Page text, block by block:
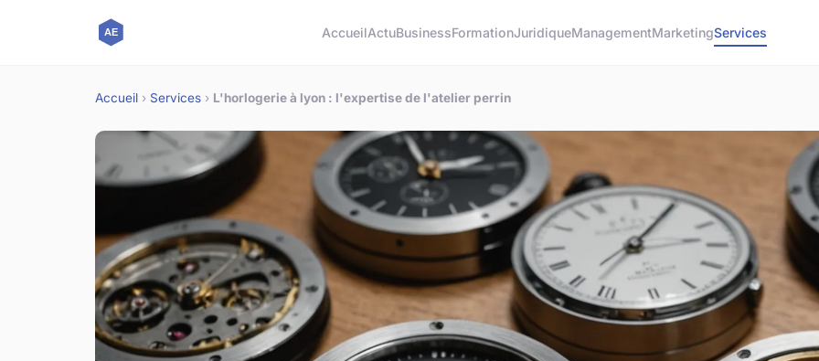
AccueilActuBusinessFormationJuridiqueManagementMarketingServices
Accueil › Services › L'horlogerie à lyon : l'expertise de l'atelier perrin